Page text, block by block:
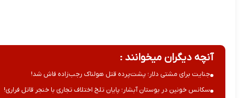
آنچه دیگران میخوانند :
جنایت برای مشتی دلار؛ پشت‌پرده قتل هولناک رجب‌زاده فاش شد!
سکانس خونین در بوستان آبشار؛ پایان تلخ اختلاف تجاری با خنجر قاتل فراری!